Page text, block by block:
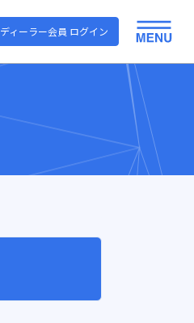
ディーラー会員 ログイン